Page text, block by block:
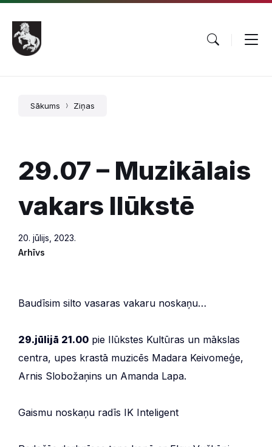
Pāriet
saturu
Skip
main
navigation
Skip
footer
Sākums Ziņas
29.07 – Muzikālais
vakars Ilūkstē
20. jūlijs, 2023.
Arhīvs
Baudīsim silto vasaras vakaru noskaņu…
29.jūlijā 21.00 pie Ilūkstes Kultūras un mākslas
centra, upes krastā muzicēs Madara Keivomeģe,
Arnis Slobožaņins un Amanda Lapa.
Gaismu noskaņu radīs IK Inteligent